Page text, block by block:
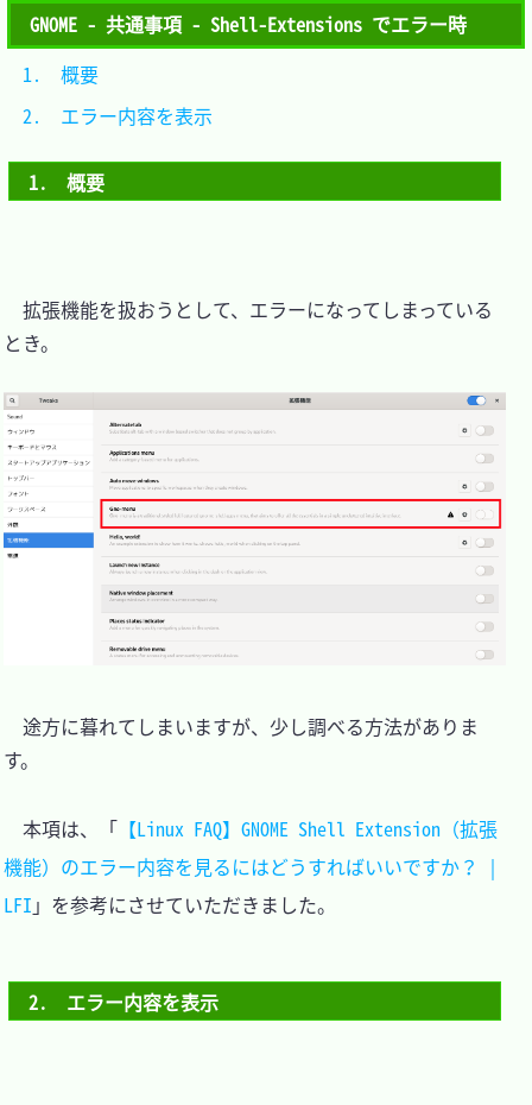
GNOME - 共通事項 - Shell-Extensions でエラー時
1.　概要
拡張機能を扱おうとして、エラーになってしまっている
とき。
途方に暮れてしまいますが、少し調べる方法がありま
す。
本項は、「 【Linux FAQ】GNOME Shell Extension（拡張
機能）のエラー内容を見るにはどうすればいいですか？ |
LFI 」を参考にさせていただきました。
2.　エラー内容を表示